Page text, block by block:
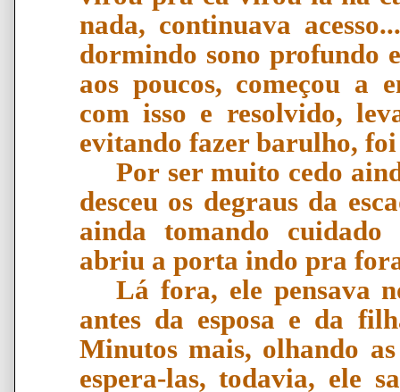
nada, continuava
dormindo sono profundo
aos poucos, começou a
com isso e resolvido,
evitando fazer barulho,
Por ser muito cedo
desceu os degraus da
ainda tomando
abriu a porta indo pra
Lá fora, ele pensava
antes da esposa e da
Minutos mais, olhando
espera-las, todavia, ele